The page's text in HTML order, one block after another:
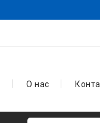
О нас